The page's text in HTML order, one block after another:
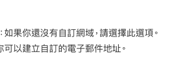
如果你還沒有自訂網域，請選擇此選項。
可以建立自訂的電子郵件地址。